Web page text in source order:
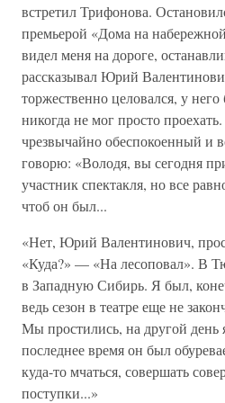
встретил Трифонова.
премьерой «Дома на
видел меня на дороге,
рассказывал Юрий
торжественно целовался, у
никогда не мог просто
чрезвычайно обеспокоенный и
говорю: «Володя, вы сегодня
участник спектакля, но все
чтоб он был...
«Нет, Юрий Валентинович,
«Куда?» — «На лесоповал». В
в Западную Сибирь. Я был,
ведь сезон в театре еще не
Мы простились, на другой день
последнее время он был
куда-то мчаться, совершать
поступки...»